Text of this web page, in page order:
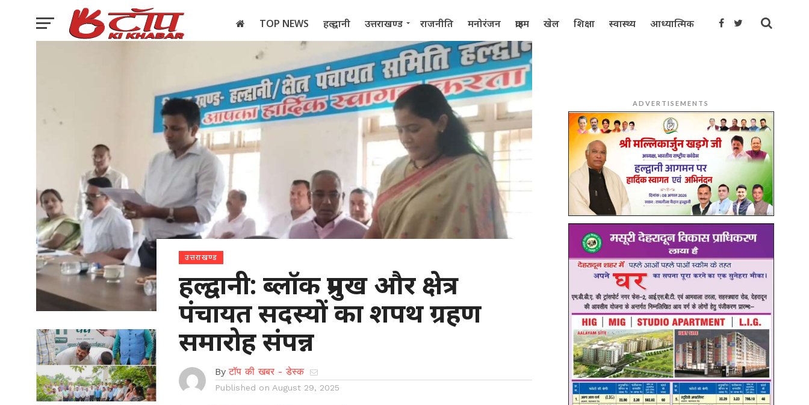
TOP NEWS हल्द्वानी उत्तराखण्ड राजनीति मनोरंजन क्राइम खेल शिक्षा स्वास्थ्य आध्यात्मिक
इलेक्शन 2022
उत्तराखण्ड
हल्द्वानी: ब्लॉक प्रमुख और क्षेत्र
पंचायत सदस्यों का शपथ ग्रहण
समारोह संपन्न
By टॉप की खबर - डेस्क
Published on August 29, 2025
ADVERTISEMENTS